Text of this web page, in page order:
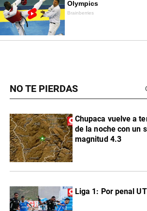
NO TE PIERDAS
Chupaca vuelve a
de la noche con un
magnitud 4.3
Liga 1: Por penal